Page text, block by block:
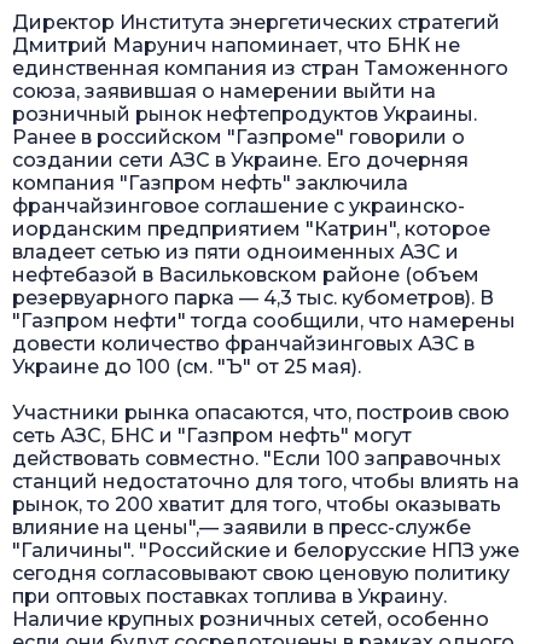
Директор Института энергетических стратегий
Дмитрий Марунич напоминает, что БНК не
единственная компания из стран Таможенного
союза, заявившая о намерении выйти на
розничный рынок нефтепродуктов Украины.
Ранее в российском "Газпроме" говорили о
создании сети АЗС в Украине. Его дочерняя
компания "Газпром нефть" заключила
франчайзинговое соглашение с украинско-
иорданским предприятием "Катрин", которое
владеет сетью из пяти одноименных АЗС и
нефтебазой в Васильковском районе (объем
резервуарного парка — 4,3 тыс. кубометров). В
"Газпром нефти" тогда сообщили, что намерены
довести количество франчайзинговых АЗС в
Украине до 100 (см. "Ъ" от 25 мая).
Участники рынка опасаются, что, построив свою
сеть АЗС, БНС и "Газпром нефть" могут
действовать совместно. "Если 100 заправочных
станций недостаточно для того, чтобы влиять на
рынок, то 200 хватит для того, чтобы оказывать
влияние на цены",— заявили в пресс-службе
"Галичины". "Российские и белорусские НПЗ уже
сегодня согласовывают свою ценовую политику
при оптовых поставках топлива в Украину.
Наличие крупных розничных сетей, особенно